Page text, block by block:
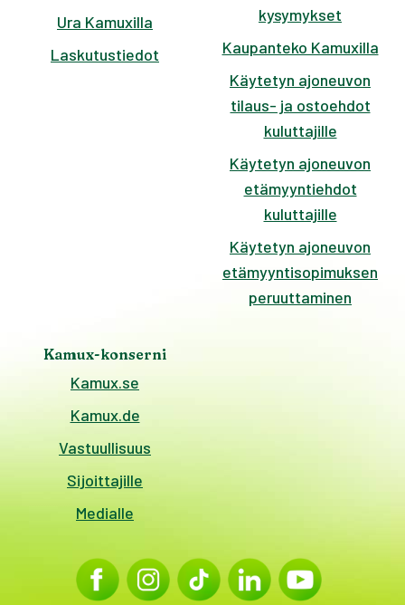
Ura Kamuxilla
Laskutustiedot
kysymykset
Kaupanteko Kamuxilla
Käytetyn ajoneuvon
tilaus- ja ostoehdot
kuluttajille
Käytetyn ajoneuvon
etämyyntiehdot
kuluttajille
Käytetyn ajoneuvon
etämyyntisopimuksen
peruuttaminen
Kamux-konserni
Kamux.se
Kamux.de
Vastuullisuus
Sijoittajille
Medialle